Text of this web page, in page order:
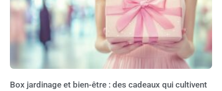
Box jardinage et bien-être : des cadeaux qui cultivent